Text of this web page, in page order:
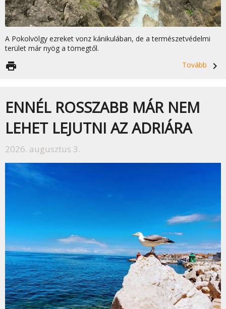
A Pokolvölgy ezreket vonz kánikulában, de a természetvédelmi
terület már nyög a tömegtől.
Tovább
navigate_next
print
ENNÉL ROSSZABB MÁR NEM
LEHET LEJUTNI AZ ADRIÁRA
2026. augusztus 3.